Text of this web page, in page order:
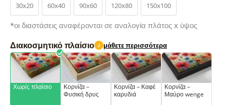
30x20 60x40 90x60 120x80 150x100
*οι διαστάσεις αναφέρονται σε αναλογία πλάτος x ύψος
Διακοσμητικό πλαίσιο i μάθετε περισσότερα
Χωρίς πλαίσιο
Κορνίζα –
Φυσική δρυς
Κορνίζα – Καφέ
καρυδιά
Κορνίζα –
Μαύρο wenge